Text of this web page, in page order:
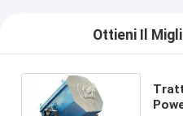
Ottieni Il